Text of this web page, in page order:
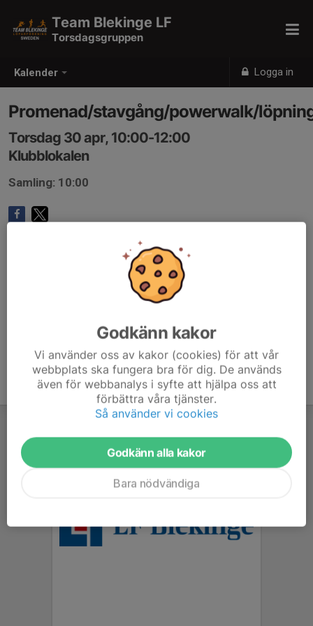
Kalender Logga in
Team Blekinge LF
Torsdagsgruppen
Promenad/stavgång/powerwalk/
Torsdag 30 apr, 10:00-12:00
Klubblokalen
Samling: 10:00
Godkänn kakor
Vi använder oss av kakor (cookies) för att vår
webbplats ska fungera bra för dig. De används
även för webbanalys i syfte att hjälpa oss att
förbättra våra tjänster.
Så använder vi cookies
Godkänn alla kakor
Bara nödvändiga